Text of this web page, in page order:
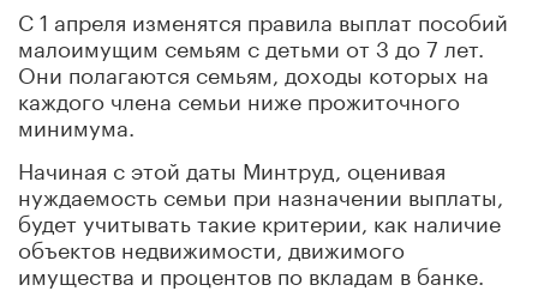
С 1 апреля изменятся правила выплат пособий
малоимущим семьям с детьми от 3 до 7 лет.
Они полагаются семьям, доходы которых на
каждого члена семьи ниже прожиточного
минимума.
Начиная с этой даты Минтруд, оценивая
нуждаемость семьи при назначении выплаты,
будет учитывать такие критерии, как наличие
объектов недвижимости, движимого
имущества и процентов по вкладам в банке.